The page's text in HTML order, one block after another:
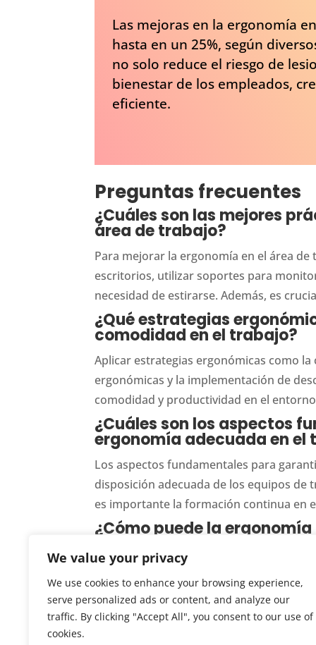
We value your privacy
We use cookies to enhance your browsing experience,
serve personalized ads or content, and analyze our
traffic. By clicking "Accept All", you consent to our use of
cookies.
Las mejoras en la ergonomía
hasta en un 25%, según
no solo reduce el riesgo de
bienestar de los empleados,
eficiente.
Preguntas frecuentes
¿Cuáles son las mejores
área de trabajo?
Para mejorar la ergonomía en el área
escritorios, utilizar soportes para
necesidad de estirarse. Además, es
¿Qué estrategias
comodidad en el trabajo?
Aplicar estrategias ergonómicas como
ergonómicas y la implementación de
comodidad y productividad en el
¿Cuáles son los aspectos
ergonomía adecuada en el
Los aspectos fundamentales para
disposición adecuada de los equipos de
es importante la formación continua en
¿Cómo puede la
La ergonomía puede mejorar el
promueve la salud y el bienestar,